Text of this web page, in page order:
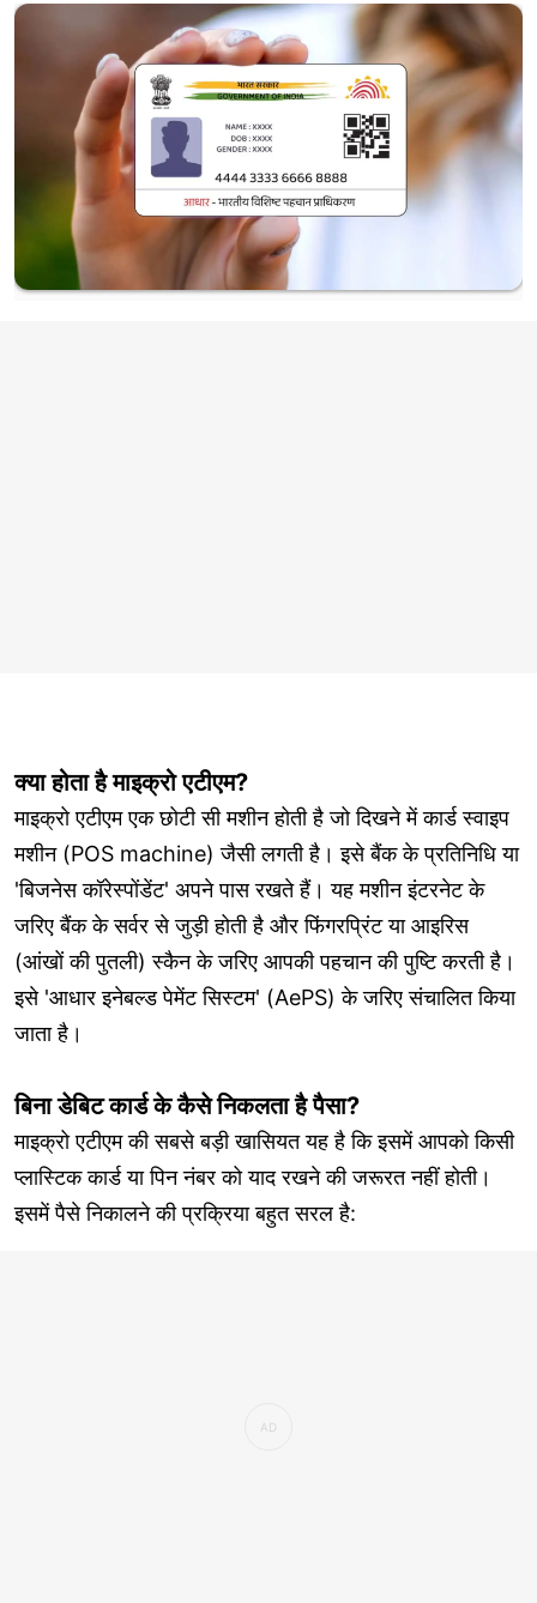
क्या होता है माइक्रो एटीएम?
माइक्रो एटीएम एक छोटी सी मशीन होती है जो दिखने में कार्ड स्वाइप
मशीन (POS machine) जैसी लगती है। इसे बैंक के प्रतिनिधि या
'बिजनेस कॉरेस्पोंडेंट' अपने पास रखते हैं। यह मशीन इंटरनेट के
जरिए बैंक के सर्वर से जुड़ी होती है और फिंगरप्रिंट या आइरिस
(आंखों की पुतली) स्कैन के जरिए आपकी पहचान की पुष्टि करती है।
इसे 'आधार इनेबल्ड पेमेंट सिस्टम' (AePS) के जरिए संचालित किया
जाता है।
बिना डेबिट कार्ड के कैसे निकलता है पैसा?
माइक्रो एटीएम की सबसे बड़ी खासियत यह है कि इसमें आपको किसी
प्लास्टिक कार्ड या पिन नंबर को याद रखने की जरूरत नहीं होती।
इसमें पैसे निकालने की प्रक्रिया बहुत सरल है: